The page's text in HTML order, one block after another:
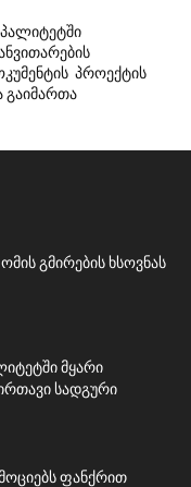
პროექტის
გაიმართა
გმირების ხსოვნას
მყარი
სადგური
ფანქრით